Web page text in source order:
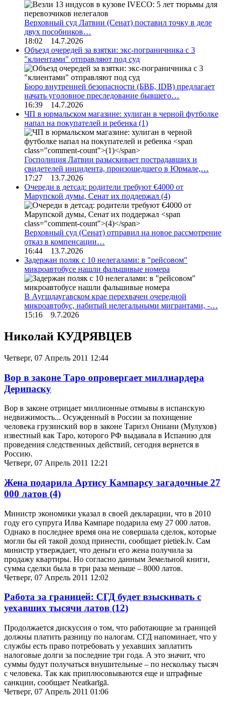
Верховный суд Латвии (Сенат) поставил точку в деле
двух пособников…
18:02 14.7.2026
Объезд очередей за взятки: экс-пограничника с 3
"клиентами" отправляют под суд
Бюро внутренней безопасности (БВБ, IDB) предлагает
начать уголовное преследование бывшего…
16:39 14.7.2026
ЧП в юрмальском магазине: хулиган в черной футболке
напал на покупателей и ребенка (1)
Госполиция Латвии разыскивает пострадавших и
свидетелей инцидента, произошедшего в Юрмале,…
17:27 13.7.2026
Очереди в детсад: родители требуют €4000 от
Марупской думы, Сенат их поддержал (4)
Верховный суд (Сенат) отправил на новое рассмотрение
отказ в компенсации…
16:44 13.7.2026
Задержан поляк с 10 нелегалами: в "рейсовом"
микроавтобусе нашли фальшивые номера
В Аугшдаугавском крае перехвачен очередной
микроавтобус, набитый нелегальными мигрантами, -…
15:16 9.7.2026
Николай КУДРЯВЦЕВ
Четверг, 07 Апрель 2011 12:44
Вор в законе Таро опровергает миллиардера
Дерипаску
Вор в законе отрицает миллионные отмывы в испанскую
недвижимость... Осужденный в России за похищение
человека грузинский вор в законе Тариэл Ониани (Мулухов)
известный как Таро, которого РФ выдавала в Испанию для
проведения следственных действий, сегодня вернется в
Россию.
Четверг, 07 Апрель 2011 12:21
Жена подарила Артису Кампарсу загадочные 27
000 латов (4)
Министр экономики указал в своей декларации, что в 2010
году его супруга Илва Кампаре подарила ему 27 000 латов.
Однако в последнее время она не совершала сделок, которые
могли бы ей такой доход принести, сообщает pietiek.lv. Сам
министр утверждает, что деньги его жена получила за
продажу квартиры. Но согласно данным Земельной книги,
сумма сделки была в три раза меньше – 8000 латов.
Четверг, 07 Апрель 2011 12:02
Работа за границей: СГД будет взыскивать с
уехавших тысячи латов (12)
Продолжается дискуссия о том, что работающие за границей
должны платить разницу по налогам. СГД напоминает, что у
службы есть право потребовать у уехавших заплатить
налоговые долги за последние три года. А это значит, что
суммы будут получаться внушительные – по нескольку тысяч
с человека. Так как приплюсовываются еще и штрафные
санкции, сообщает Neatkarīgā.
Четверг, 07 Апрель 2011 01:06